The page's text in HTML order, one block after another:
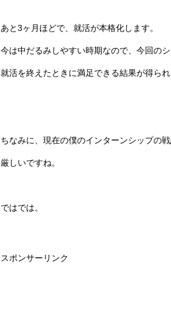
あと3ヶ月ほどで、就活が本格化します。
今は中だるみしやすい時期なので、今回の
就活を終えたときに満足できる結果が得ら
ちなみに、現在の僕のインターンシップの
厳しいですね。
ではでは。
スポンサーリンク